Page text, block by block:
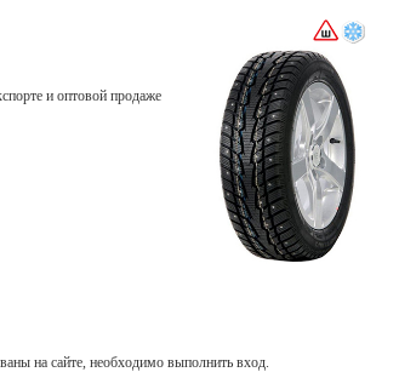
и оптовой продаже
на сайте, необходимо выполнить вход.